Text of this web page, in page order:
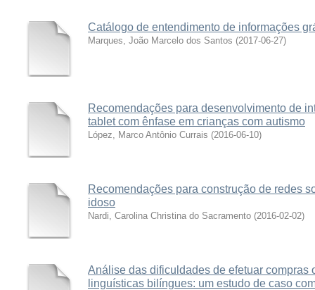
Catálogo de entendimento de informações
Marques, João Marcelo dos Santos (2017-06-27)
Recomendações para desenvolvimento de
tablet com ênfase em crianças com autismo
López, Marco Antônio Currais (2016-06-10)
Recomendações para construção de redes
idoso
Nardi, Carolina Christina do Sacramento (2016-02-02)
Análise das dificuldades de efetuar compras
linguísticas bilíngues: um estudo de caso